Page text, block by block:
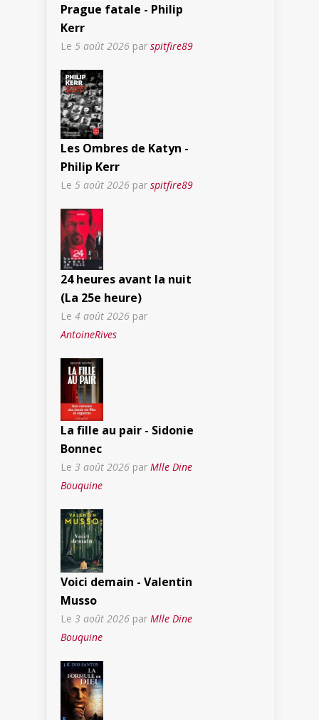
Prague fatale - Philip
Kerr
Le 5 août 2026 par spitfire89
Les Ombres de Katyn -
Philip Kerr
Le 5 août 2026 par spitfire89
24 heures avant la nuit
(La 25e heure)
Le 4 août 2026 par
AntoineRives
La fille au pair - Sidonie
Bonnec
Le 3 août 2026 par Mlle Dine
Bouquine
Voici demain - Valentin
Musso
Le 3 août 2026 par Mlle Dine
Bouquine